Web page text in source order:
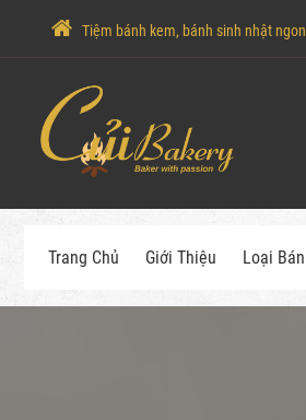
Tiệm bánh kem, bánh sinh nhật
Trang Chủ Giới Thiệu Loại